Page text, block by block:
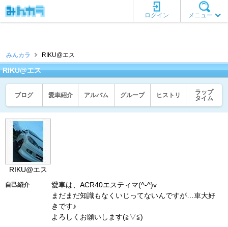
メニュー
ログイン
みんカラ RIKU@エス
RIKU@エス
ブログ 愛車紹介 アルバム グループ ヒストリ
ラップ
タイム
RIKU@エス
自己紹介
愛車は、ACR40エスティマ(^-^)v
まだまだ知識もなくいじってないんですが…車大好
きです♪
よろしくお願いします(≧▽≦)